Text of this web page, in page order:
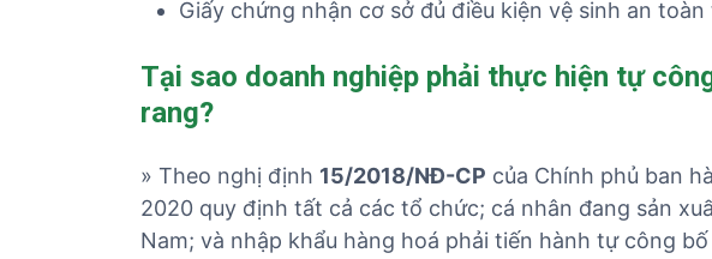
Giấy chứng nhận cơ sở đủ điều kiện vệ sinh an
Tại sao doanh nghiệp phải thực hiện tự
rang?
» Theo nghị định 15/2018/NĐ-CP của Chính phủ ban
2020 quy định tất cả các tổ chức; cá nhân đang sản
Nam; và nhập khẩu hàng hoá phải tiến hành tự công